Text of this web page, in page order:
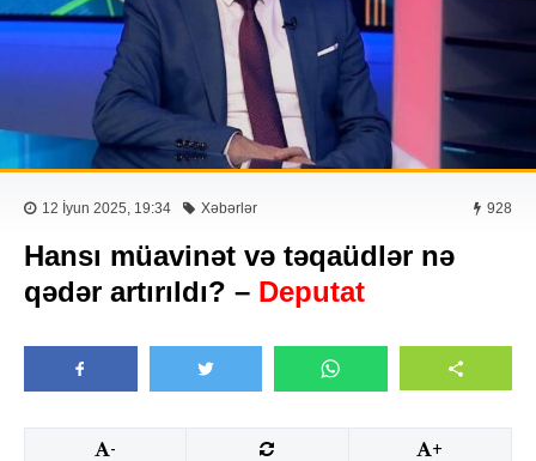
12 İyun 2025, 19:34 Xəbərlər 928
Hansı müavinət və təqaüdlər nə
qədər artırıldı? – Deputat
- +